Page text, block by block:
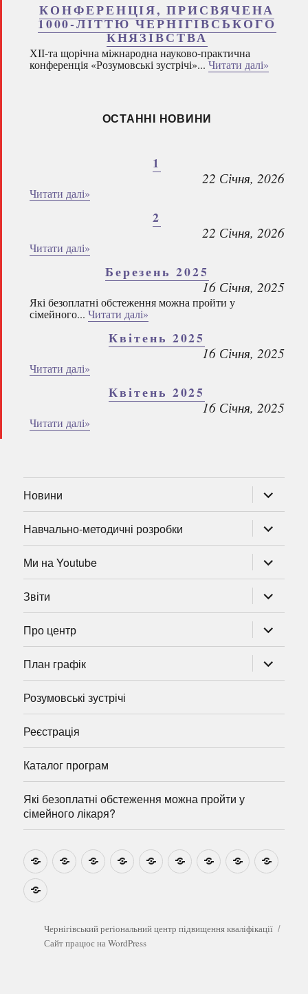
КОНФЕРЕНЦІЯ, ПРИСВЯЧЕНА
1000-ЛІТТЮ ЧЕРНІГІВСЬКОГО
КНЯЗІВСТВА
ХІІ-та щорічна міжнародна науково-практична
конференція «Розумовські зустрічі»... Читати далі»
ОСТАННІ НОВИНИ
1
22 Січня, 2026
Читати далі»
2
22 Січня, 2026
Читати далі»
Березень 2025
16 Січня, 2025
Які безоплатні обстеження можна пройти у
сімейного... Читати далі»
Квітень 2025
16 Січня, 2025
Читати далі»
Квітень 2025
16 Січня, 2025
Читати далі»
Новини
підменю
Навчально-методичні розробки
підменю
Ми на Youtube
підменю
Звіти
підменю
Про центр
підменю
План графік
підменю
Розумовські зустрічі
Реєстрація
Каталог програм
Які безоплатні обстеження можна пройти у
сімейного лікаря?
НовиниНавчально-
методичні
Ми
на
Звіти Про
центр
План
графік
Розумовські
зустрічі
Реєстрація
Які
безоплатні
можна
пройти
у
Чернігівський регіональний центр підвищення кваліфікації
Сайт працює на WordPress